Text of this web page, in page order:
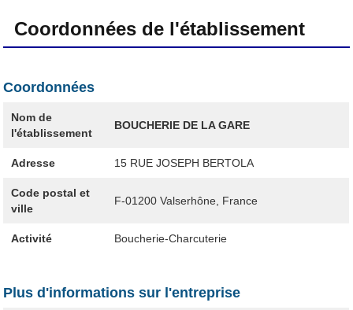
Coordonnées de l'établissement
Coordonnées
Nom de
l'établissement
BOUCHERIE DE LA GARE
Adresse 15 RUE JOSEPH BERTOLA
Code postal et
ville
F-01200 Valserhône, France
Activité Boucherie-Charcuterie
Plus d'informations sur l'entreprise